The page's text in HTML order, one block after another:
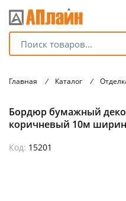
Главная / Каталог /
Бордюр бумажный
коричневый 10м
Код: 15201
оплатуна
без переплат